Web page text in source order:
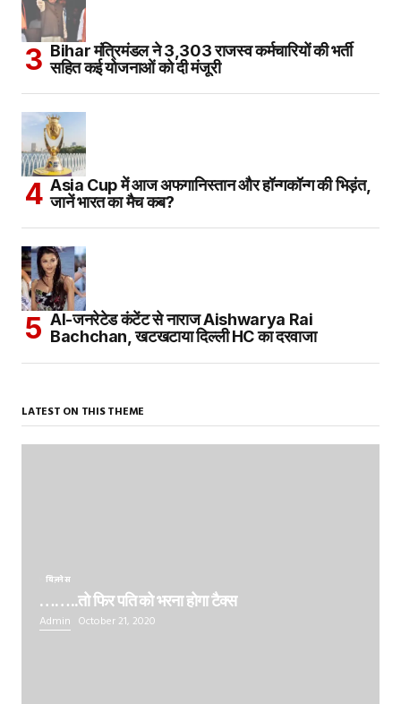
Bihar मंत्रिमंडल ने 3,303 राजस्व कर्मचारियों की भर्ती
सहित कई योजनाओं को दी मंजूरी
Asia Cup में आज अफगानिस्तान और हॉन्गकॉन्ग की भिड़ंत,
जानें भारत का मैच कब?
AI-जनरेटेड कंटेंट से नाराज Aishwarya Rai
Bachchan, खटखटाया दिल्ली HC का दरवाजा
LATEST ON THIS THEME
बिज़नेस
……..तो फिर पति को भरना होगा टैक्स
Admin October 21, 2020